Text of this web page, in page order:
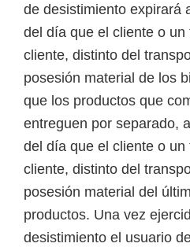
de desistimiento expirará
del día que el cliente o
cliente, distinto del
posesión material de los
que los productos que
entreguen por separado,
del día que el cliente o
cliente, distinto del
posesión material del
productos. Una vez
desistimiento el usuario